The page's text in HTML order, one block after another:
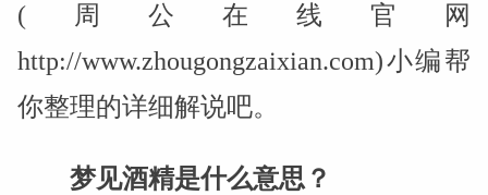
(周公在线官网
http://www.zhougongzaixian.com)小编帮
你整理的详细解说吧。
梦见酒精是什么意思？